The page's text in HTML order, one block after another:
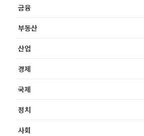
금융
부동산
산업
경제
국제
정치
사회